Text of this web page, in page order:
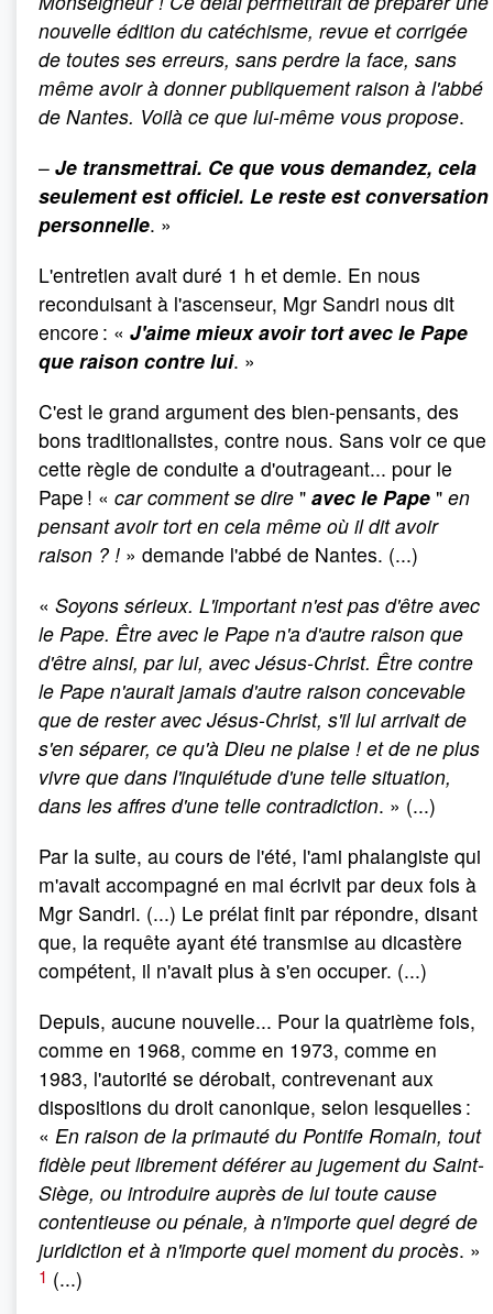
nouvelle édition du catéchisme, revue et corrigée
de toutes ses erreurs, sans perdre la face, sans
même avoir à donner publiquement raison à l'abbé
de Nantes. Voilà ce que lui-même vous propose.
– Je transmettrai. Ce que vous demandez, cela
seulement est officiel. Le reste est conversation
personnelle. »
L'entretien avait duré 1 h et demie. En nous
reconduisant à l'ascenseur, Mgr Sandri nous dit
encore : « J'aime mieux avoir tort avec le Pape
que raison contre lui. »
C'est le grand argument des bien-pensants, des
bons traditionalistes, contre nous. Sans voir ce que
cette règle de conduite a d'outrageant... pour le
Pape ! « car comment se dire " avec le Pape " en
pensant avoir tort en cela même où il dit avoir
raison ? ! » demande l'abbé de Nantes. (...)
« Soyons sérieux. L'important n'est pas d'être avec
le Pape. Être avec le Pape n'a d'autre raison que
d'être ainsi, par lui, avec Jésus-Christ. Être contre
le Pape n'aurait jamais d'autre raison concevable
que de rester avec Jésus-Christ, s'il lui arrivait de
s'en séparer, ce qu'à Dieu ne plaise ! et de ne plus
vivre que dans l'inquiétude d'une telle situation,
dans les affres d'une telle contradiction. » (...)
Par la suite, au cours de l'été, l'ami phalangiste qui
m'avait accompagné en mai écrivit par deux fois à
Mgr Sandri. (...) Le prélat finit par répondre, disant
que, la requête ayant été transmise au dicastère
compétent, il n'avait plus à s'en occuper. (...)
Depuis, aucune nouvelle... Pour la quatrième fois,
comme en 1968, comme en 1973, comme en
1983, l'autorité se dérobait, contrevenant aux
dispositions du droit canonique, selon lesquelles :
« En raison de la primauté du Pontife Romain, tout
fidèle peut librement déférer au jugement du Saint-
Siège, ou introduire auprès de lui toute cause
contentieuse ou pénale, à n'importe quel degré de
juridiction et à n'importe quel moment du procès. »
1 (...)